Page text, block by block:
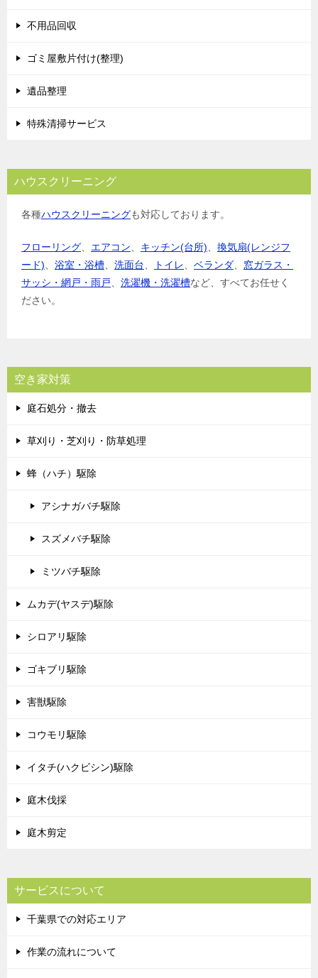
不用品回収
ゴミ屋敷片付け(整理)
遺品整理
特殊清掃サービス
ハウスクリーニング
各種ハウスクリーニングも対応しております。
フローリング エアコン キッチン(台所)
換気扇(レンジフ
ード)
浴室・浴槽 洗面台 トイレ ベランダ
窓ガラス・
サッシ・網戸・雨戸
洗濯機・洗濯槽など、すべてお任せく
ださい。
空き家対策
庭石処分・撤去
草刈り・芝刈り・防草処理
蜂（ハチ）駆除
アシナガバチ駆除
スズメバチ駆除
ミツバチ駆除
ムカデ(ヤスデ)駆除
シロアリ駆除
ゴキブリ駆除
害獣駆除
コウモリ駆除
イタチ(ハクビシン)駆除
庭木伐採
庭木剪定
サービスについて
千葉県での対応エリア
作業の流れについて